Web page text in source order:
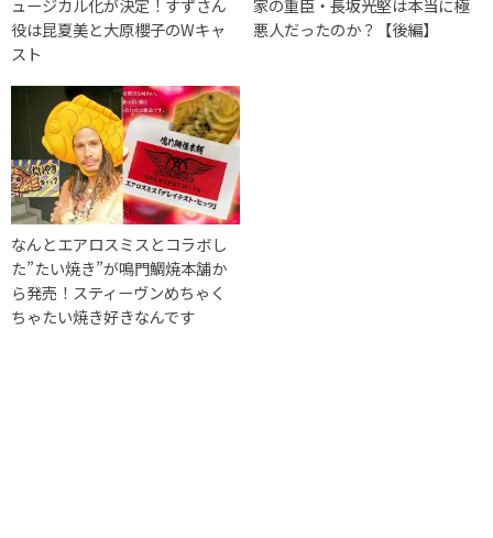
役は昆夏美と大原櫻子のWキャ
スト
悪人だったのか？【後編】
なんとエアロスミスとコラボし
た”たい焼き”が鳴門鯛焼本舗か
ら発売！スティーヴンめちゃく
ちゃたい焼き好きなんです